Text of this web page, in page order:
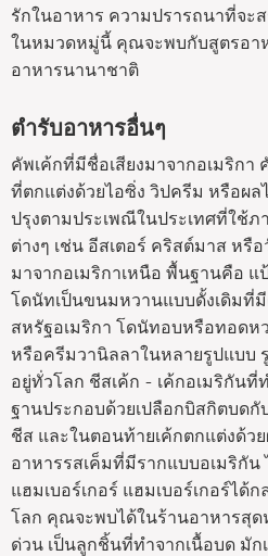
รักในอาหาร ความปรารถนาที่จะ
ในหมวดหมู่นี้ คุณจะพบกับสูตรอา
อาหารนานาชาติ
ตำรับอาหารอื่นๆ
คัพเค้กที่มีชื่อเสียงมาจากอเมริกา
ที่ตกแต่งด้วยไอซิ่ง วิปครีม หรือผ
ปรุงตามประเพณีในประเทศที่ใช้ภ
ต่างๆ เช่น อีสเตอร์ คริสต์มาส หรื
มาจากอเมริกาเหนือ พื้นฐานคือ
โดนัทเป็นขนมหวานแบบดั้งเดิมที่
สหรัฐอเมริกา โดนัทอบหรือทอด
หรือครีมวานิลลาในหลายรูปแบบ
อยู่ทั่วโลก ชีสเค้ก - เค้กอเมริกัน
ฐานประกอบด้วยเปลือกบิสกิตบดกั
ชีส และในตอนท้ายเค้กตกแต่งด้ว
อาหารรสเค็มที่มีรากแบบอเมริกั
แฮมเบอร์เกอร์ แฮมเบอร์เกอร์ได้
โลก คุณจะพบได้ในร้านอาหารสุด
ด่วน เป็นลูกชิ้นที่ทำจากเนื้อบด มั